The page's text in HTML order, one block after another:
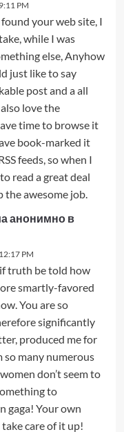
PM
your web site, I
while I was
else, Anyhow
just like to say
post and a all
love the
time to browse it
book-marked it
feeds, so when I
read a great deal
the awesome job.
анонимно в
PM
truth be told how
smartly-favored
You are so
significantly
produced me for
many numerous
don’t seem to
to
gaga! Your own
care of it up!